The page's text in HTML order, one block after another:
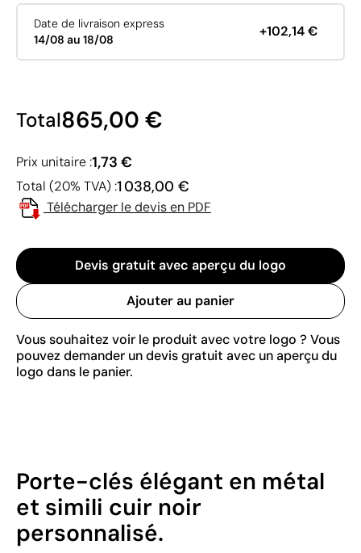
Date de livraison express
14/08 au 18/08
+102,14 €
Total865,00 €
Prix unitaire :1,73 €
Total (20% TVA) :1 038,00 €
Télécharger le devis en PDF
Devis gratuit avec aperçu du logo
Ajouter au panier
Vous souhaitez voir le produit avec votre logo ? Vous
pouvez demander un devis gratuit avec un aperçu du
logo dans le panier.
Porte-clés élégant en métal
et simili cuir noir
personnalisé.